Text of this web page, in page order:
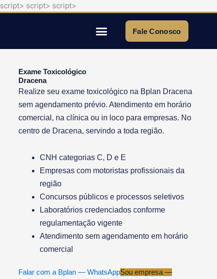
script> script> script>
Fale Conosco
Exame Toxicológico
Dracena
Realize seu exame toxicológico na Bplan Dracena
sem agendamento prévio. Atendimento em horário
comercial, na clínica ou in loco para empresas. No
centro de Dracena, servindo a toda região.
CNH categorias C, D e E
Empresas com motoristas profissionais da
região
Concursos públicos e processos seletivos
Laboratórios credenciados conforme
regulamentação vigente
Atendimento sem agendamento em horário
comercial
Falar com a Bplan — WhatsAppSou empresa —